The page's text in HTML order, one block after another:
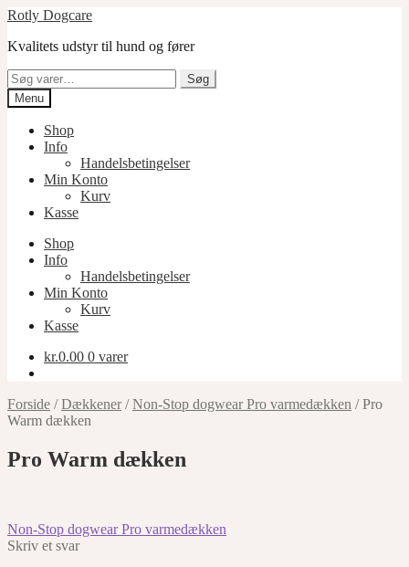
Spring
navigation
Spring
indhold
Rotly Dogcare
Kvalitets udstyr til hund og fører
Søg
efter:
Søg
Menu
Shop
Info
Handelsbetingelser
Min Konto
Kurv
Kasse
Shop
Info
Handelsbetingelser
Min Konto
Kurv
Kasse
kr.0.00 0 varer
Forside /Dækkener/Non-Stop dogwear Pro varmedækken /Pro
Warm dækken
Pro Warm dækken
Indlægsnavigation
Forrige
indlæg:
Non-Stop dogwear Pro varmedækken
Skriv et svar